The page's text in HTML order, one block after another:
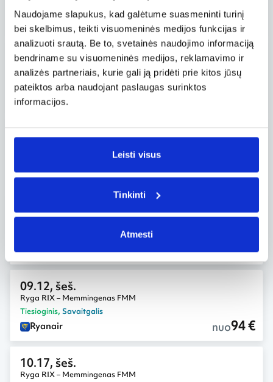
Naudojame slapukus, kad galėtume suasmeninti turinį
bei skelbimus, teikti visuomeninės medijos funkcijas ir
analizuoti srautą. Be to, svetainės naudojimo informaciją
bendriname su visuomeninės medijos, reklamavimo ir
analizės partneriais, kurie gali ją pridėti prie kitos jūsų
pateiktos arba naudojant paslaugas surinktos
informacijos.
Leisti visus
Tinkinti
Atmesti
Ryanair nuo87 €
09.15, ant.– 09.19, šeš.
Ryga RIX – Memmingenas FMM
Tiesioginis
Ryanair
Ryanair nuo88 €
09.05, šeš.
Ryanair nuo90 €
09.12, šeš.
Ryga RIX – Memmingenas FMM
Tiesioginis, Savaitgalis
Ryanair nuo94 €
10.17, šeš.
Ryga RIX – Memmingenas FMM